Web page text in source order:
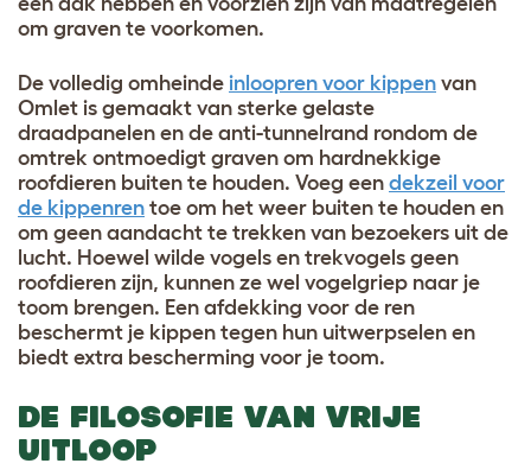
om graven te voorkomen.
De volledig omheinde inloopren voor kippen van
Omlet is gemaakt van sterke gelaste
draadpanelen en de anti-tunnelrand rondom de
omtrek ontmoedigt graven om hardnekkige
roofdieren buiten te houden. Voeg een dekzeil voor
de kippenren toe om het weer buiten te houden en
om geen aandacht te trekken van bezoekers uit de
lucht. Hoewel wilde vogels en trekvogels geen
roofdieren zijn, kunnen ze wel vogelgriep naar je
toom brengen. Een afdekking voor de ren
beschermt je kippen tegen hun uitwerpselen en
biedt extra bescherming voor je toom.
DE FILOSOFIE VAN VRIJE
UITLOOP